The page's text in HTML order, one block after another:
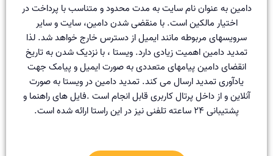
دامین به عنوان نام سایت به مدت محدود و متناسب با پرداخت در
اختیار مالکین است. با منقضی شدن دامین، سایت و سایر
سرویسهای مربوطه مانند ایمیل از دسترس خارج خواهد شد. لذا
تمدید دامین اهمیت زیادی دارد. ویستا ، با نزدیک شدن به تاریخ
انقضای دامین پیامهای متعددی به صورت ایمیل و پیامک جهت
یادآوری تمدید ارسال می کند. تمدید دامین در ویستا به صورت
آنلاین و از داخل پرتال کاربری قابل انجام است .فایل های راهنما و
پشتیبانی ۲۴ ساعته تلفنی نیز در این راستا ارائه شده است.